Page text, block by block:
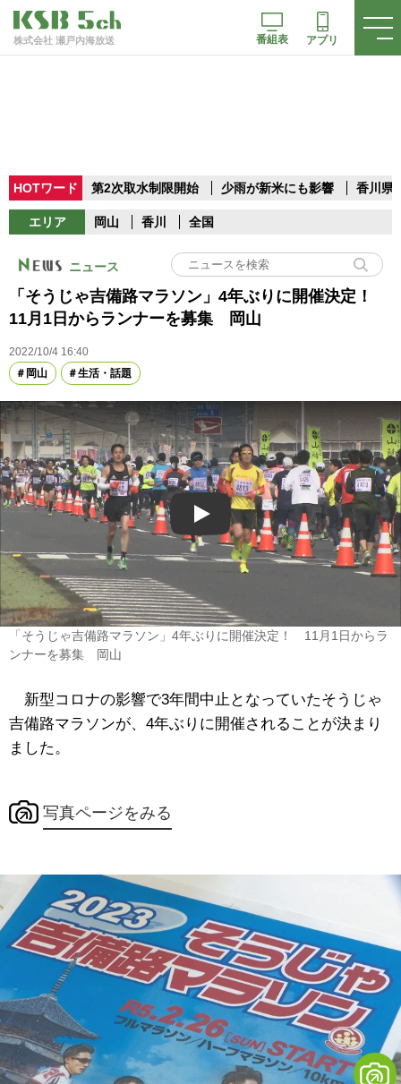
株式会社 瀬戸内海放送 番組表 アプリ
HOTワード 第2次取水制限開始 少雨が新米にも影響 香川県
エリア 岡山 香川 全国
ニュース
「そうじゃ吉備路マラソン」4年ぶりに開催決定！
11月1日からランナーを募集 岡山
2022/10/4 16:40
岡山
生活・話題
Play
「そうじゃ吉備路マラソン」4年ぶりに開催決定！ 11月1日からラ
ンナーを募集 岡山
新型コロナの影響で3年間中止となっていたそうじゃ
吉備路マラソンが、4年ぶりに開催されることが決まり
ました。
写真ページをみる